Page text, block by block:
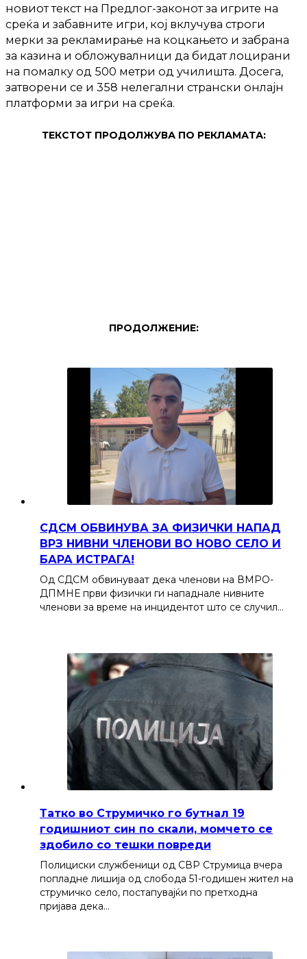
новиот текст на Предлог-законот за игрите на
среќа и забавните игри, кој вклучува строги
мерки за рекламирање на коцкањето и забрана
за казина и обложувалници да бидат лоцирани
на помалку од 500 метри од училишта. Досега,
затворени се и 358 нелегални странски онлајн
платформи за игри на среќа.
ТЕКСТОТ ПРОДОЛЖУВА ПО РЕКЛАМАТА:
ПРОДОЛЖЕНИЕ:
СДСМ ОБВИНУВА ЗА ФИЗИЧКИ НАПАД
ВРЗ НИВНИ ЧЛЕНОВИ ВО НОВО СЕЛО И
БАРА ИСТРАГА!
Од СДСМ обвинуваат дека членови на ВМРО-
ДПМНЕ први физички ги нападнале нивните
членови за време на инцидентот што се случил…
Татко во Струмичко го бутнал 19
годишниот син по скали, момчето се
здобило со тешки повреди
Полициски службеници од СВР Струмица вчера
попладне лишија од слобода 51-годишен жител на
струмичко село, постапувајќи по претходна
пријава дека…